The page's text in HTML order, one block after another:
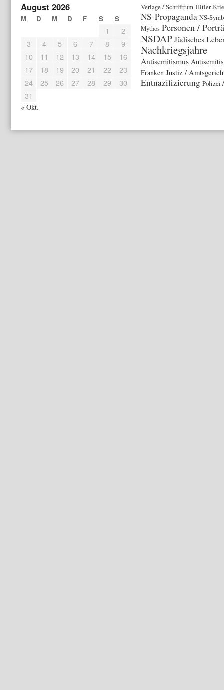
August 2026
M D M D F S S
1
2
3
4 5 6 7 8
9
10
11 12 13 14 15
16
17
18 19 20 21 22
23
24
25 26 27 28 29
30
31
« Okt.
Verlage / Schrifttum Hitler
NS-Propaganda NS-
Mythos Personen /
NSDAPJüdisches
Nachkriegsjahre
Antisemitismus
Franken Justiz /
Entnazifizierung Polizei